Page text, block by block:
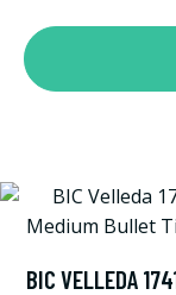
BIC VELLEDA